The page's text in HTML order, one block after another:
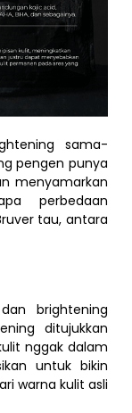
sama-
pengen punya
menyamarkan
perbedaan
tau, antara
brightening
ditujukkan
nggak dalam
untuk bikin
warna kulit asli